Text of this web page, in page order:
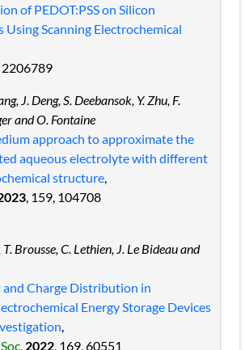
of PEDOT:PSS on Silicon
Scanning Electrochemical
2206789
J. Deng, S. Deebansok, Y. Zhu, F.
and O. Fontaine
approach to approximate the
aqueous electrolyte with different
structure,
, 159, 104708
T. Brousse, C. Lethien, J. Le Bideau and
Charge Distribution in
Energy Storage Devices
,
2022, 169, 60551